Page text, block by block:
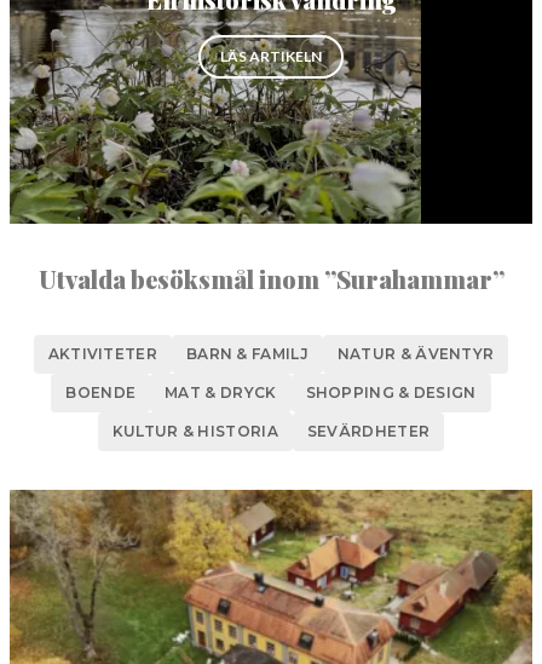
NORBERG
SALA
SKINNSKATTEBERG
SURAHAMMAR
VÄSTERÅS
Sök
LÄS ARTIKELN”EN HISTORISK VANDRING”
Utvalda besöksmål inom ”Surahammar”
AKTIVITETER BARN & FAMILJ NATUR & ÄVENTYR
BOENDE MAT & DRYCK SHOPPING & DESIGN
KULTUR & HISTORIA SEVÄRDHETER